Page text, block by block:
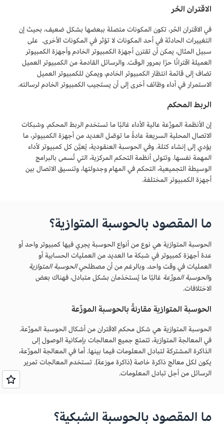
الاقتران الحُر
في الاقتران الحُر، تكون المكونات متصلة ببعضها بشكل ضعيف، بحيث إن
التغييرات الحادثة في أحد المكونات لا تؤثر في المكونات الأخرى. على
سبيل المثال، يمكن أن تقترن أجهزة الكمبيوتر الخادم وأجهزة الكمبيوتر
العميلة اقترانًا حرًا بمرور الوقت. والرسائل القادمة من الكمبيوتر العميل
تضاف إلى قائمة انتظار الكمبيوتر الخادم، ويمكن للكمبيوتر العميل
الاستمرار في أداء وظائف أخرى إلى أن يستجيب الكمبيوتر الخادم لرسالته.
الربط المحكم
إن الأنظمة الموزّعة عالية الأداء غالبًا ما تستخدم الربط المحكم. وشبكات
الاتصال المحلية السريعة عادةً ما توصّل العديد من أجهزة الكمبيوتر، ما
يؤدي إلى إنشاء كتلة. وفي الحوسبة العنقودية، يُعيَّن كل كمبيوتر لأداء
المهمة نفسها. وتتولى أنظمة التحكم المركزية، التي تُسمى بالبرامج
الوسيطة التجميعية، التحكم في المهام وجدولتها، وتنسيق الاتصال بين
أجهزة الكمبيوتر المختلفة.
ما المقصود بالحوسبة المتوازية؟
الحوسبة المتوازية هي نوع من أنواع الحوسبة يجري فيها كمبيوتر واحد أو
عدة أجهزة كمبيوتر في شبكة ما العديد من العمليات الحسابية أو
العمليات في وقت واحد. وبالرغم من أن مصطلحيالحوسبة المتوازية
والحوسبة الموزّعة غالبًا ما يُستخدَمان بشكل متبادل، فهناك بعض
الاختلافات.
الحوسبة المتوازية مقارنةً بالحوسبة الموزّعة
الحوسبة المتوازية هي شكل محكم الاقتران من أشكال الحوسبة الموزّعة.
في المعالجة المتوازية، تتمتع جميع المعالجات بإمكانية الوصول إلى
الذاكرة المشتركة لتبادل المعلومات فيما بينها. أما في المعالجة الموزّعة،
يكون لكل معالج ذاكرة خاصة (ذاكرة موزعة). تستخدم المعالجات تمرير
الرسائل من أجل تبادل المعلومات.
ما المقصود بالحوسبة الشبكية؟